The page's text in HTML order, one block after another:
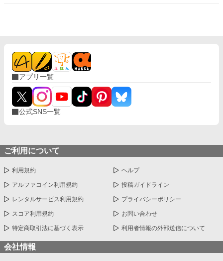
アプリ一覧
公式SNS一覧
ご利用について
利用規約 ヘルプ
アルファコイン利用規約 投稿ガイドライン
レンタルサービス利用規約 プライバシーポリシー
スコア利用規約 お問い合わせ
特定商取引法に基づく表示 利用者情報の外部送信について
会社情報